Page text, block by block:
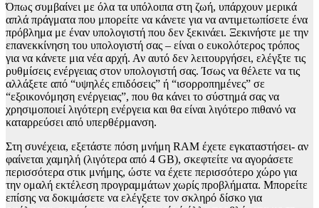
Όπως συμβαίνει με όλα τα υπόλοιπα στη ζωή, υπάρχουν μερικά
απλά πράγματα που μπορείτε να κάνετε για να αντιμετωπίσετε ένα
πρόβλημα με έναν υπολογιστή που δεν ξεκινάει. Ξεκινήστε με την
επανεκκίνηση του υπολογιστή σας – είναι ο ευκολότερος τρόπος
για να κάνετε μια νέα αρχή. Αν αυτό δεν λειτουργήσει, ελέγξτε τις
ρυθμίσεις ενέργειας στον υπολογιστή σας. Ίσως να θέλετε να τις
αλλάξετε από “υψηλές επιδόσεις” ή “ισορροπημένες” σε
“εξοικονόμηση ενέργειας”, που θα κάνει το σύστημά σας να
χρησιμοποιεί λιγότερη ενέργεια και θα είναι λιγότερο πιθανό να
καταρρεύσει από υπερθέρμανση.
Στη συνέχεια, εξετάστε πόση μνήμη RAM έχετε εγκαταστήσει- αν
φαίνεται χαμηλή (λιγότερα από 4 GB), σκεφτείτε να αγοράσετε
περισσότερα στικ μνήμης, ώστε να έχετε περισσότερο χώρο για
την ομαλή εκτέλεση προγραμμάτων χωρίς προβλήματα. Μπορείτε
επίσης να δοκιμάσετε να ελέγξετε τον σκληρό δίσκο για